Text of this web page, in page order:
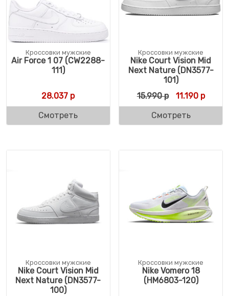
Кроссовки мужские
Air Force 1 07 (CW2288-
111)
28.037 р
Смотреть
Кроссовки мужские
Nike Court Vision Mid
Next Nature (DN3577-
101)
15.990р 11.190р
Смотреть
Кроссовки мужские
Nike Court Vision Mid
Next Nature (DN3577-
100)
Кроссовки мужские
Nike Vomero 18
(HM6803-120)